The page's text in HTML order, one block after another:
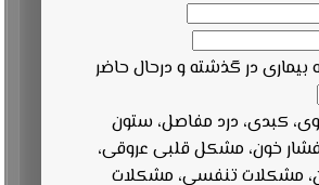
در گذشته و درحال حاضر
کبدی، درد مفاصل، ستون
خون، مشکل قلبی عروقی،
مشکلات تنفسی، مشکلات